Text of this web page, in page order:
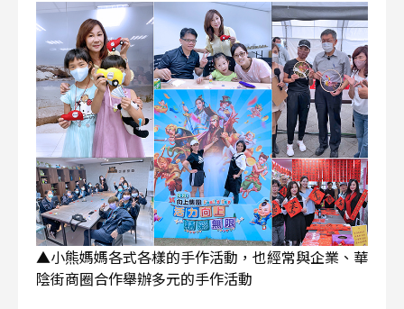
▲小熊媽媽各式各樣的手作活動，也經常與企業、華
陰街商圈合作舉辦多元的手作活動